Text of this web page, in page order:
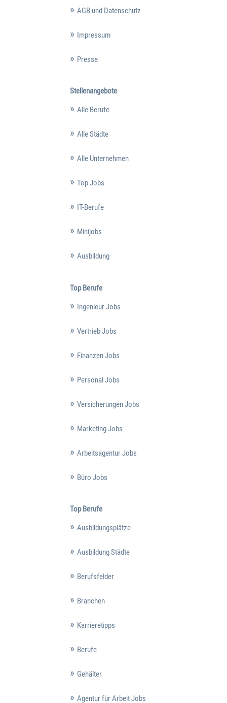
AGB und Datenschutz
Impressum
Presse
Stellenangebote
Alle Berufe
Alle Städte
Alle Unternehmen
Top Jobs
IT-Berufe
Minijobs
Ausbildung
Top Berufe
Ingenieur Jobs
Vertrieb Jobs
Finanzen Jobs
Personal Jobs
Versicherungen Jobs
Marketing Jobs
Arbeitsagentur Jobs
Büro Jobs
Top Berufe
Ausbildungsplätze
Ausbildung Städte
Berufsfelder
Branchen
Karrieretipps
Berufe
Gehälter
Agentur für Arbeit Jobs